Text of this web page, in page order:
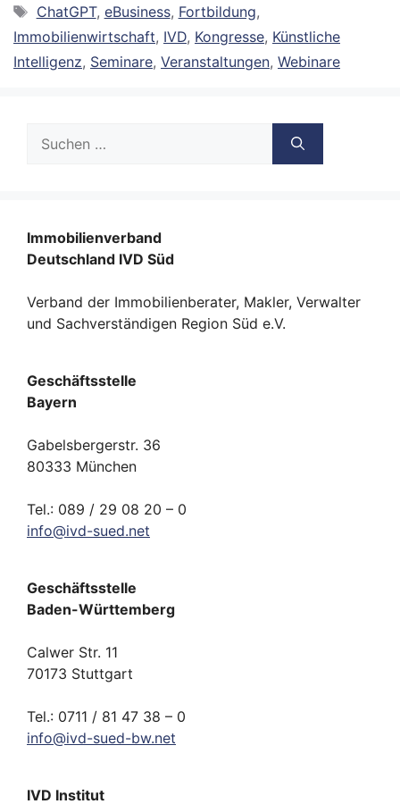
Schlagwörter
ChatGPT, eBusiness, Fortbildung,
Immobilienwirtschaft, IVD, Kongresse, Künstliche
Intelligenz, Seminare, Veranstaltungen, Webinare
nach:
Immobilienverband
Deutschland IVD Süd
Verband der Immobilienberater, Makler, Verwalter
und Sachverständigen Region Süd e.V.
Geschäftsstelle
Bayern
Gabelsbergerstr. 36
80333 München
Tel.: 089 / 29 08 20 – 0
info@ivd-sued.net
Geschäftsstelle
Baden-Württemberg
Calwer Str. 11
70173 Stuttgart
Tel.: 0711 / 81 47 38 – 0
info@ivd-sued-bw.net
IVD Institut